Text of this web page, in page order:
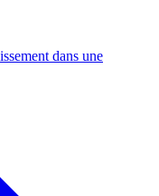
dans une